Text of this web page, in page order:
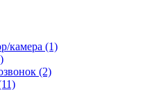
камера (1)
(2)